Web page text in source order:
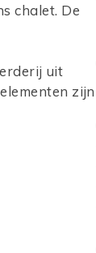
chalet. De
uit
zijn